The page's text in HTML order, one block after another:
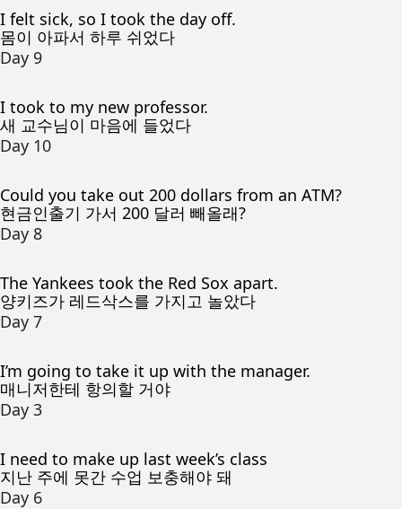
I felt sick, so I took the day off.
몸이 아파서 하루 쉬었다
Day 9
I took to my new professor.
새 교수님이 마음에 들었다
Day 10
Could you take out 200 dollars from an ATM?
현금인출기 가서 200 달러 빼올래?
Day 8
The Yankees took the Red Sox apart.
양키즈가 레드삭스를 가지고 놀았다
Day 7
I’m going to take it up with the manager.
매니저한테 항의할 거야
Day 3
I need to make up last week’s class
지난 주에 못간 수업 보충해야 돼
Day 6